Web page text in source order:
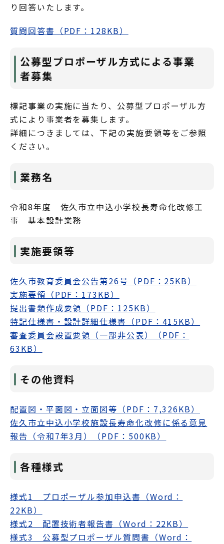
り回答いたします。
質問回答書（PDF：128KB）
公募型プロポーザル方式による事業
者募集
標記事業の実施に当たり、公募型プロポーザル方
式により事業者を募集します。
詳細につきましては、下記の実施要領等をご参照
ください。
業務名
令和8年度 佐久市立中込小学校長寿命化改修工
事 基本設計業務
実施要領等
佐久市教育委員会公告第26号（PDF：25KB）
実施要領（PDF：173KB）
提出書類作成要領（PDF：125KB）
特記仕様書・設計詳細仕様書（PDF：415KB）
審査委員会設置要領（一部非公表）（PDF：
63KB）
その他資料
配置図・平面図・立面図等（PDF：7,326KB）
佐久市立中込小学校施設長寿命化改修に係る意見
報告（令和7年3月）（PDF：500KB）
各種様式
様式1 プロポーザル参加申込書（Word：
22KB）
様式2 配置技術者報告書（Word：22KB）
様式3 公募型プロポーザル質問書（Word：